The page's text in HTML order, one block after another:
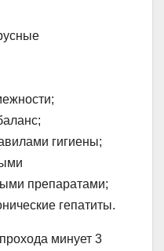
гигиены;
препаратами;
гепатиты.
минует 3